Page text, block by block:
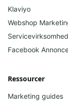
Klaviyo
Webshop
Servicevirksomhed
Facebook
Ressourcer
Marketing guides